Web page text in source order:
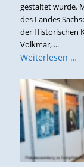
gestaltet wurde.
des Landes
der Historischen
Volkmar, ...
Weiterlesen …